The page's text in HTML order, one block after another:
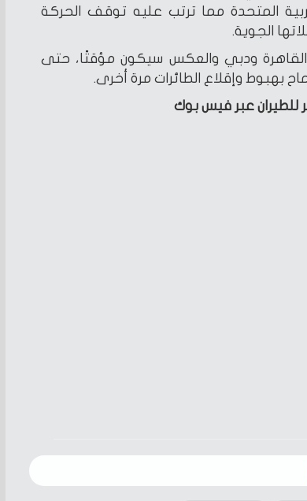
المتحدة مما ترتب عليه توقف الحركة
الجوية.
ودبي والعكس سيكون مؤقتًا، حتى
بهبوط وإقلاع الطائرات مرة أخرى.
للطيران عبر فيس بوك